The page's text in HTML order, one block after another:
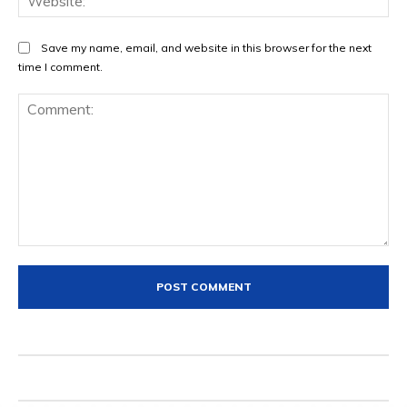
Save my name, email, and website in this browser for the next
time I comment.